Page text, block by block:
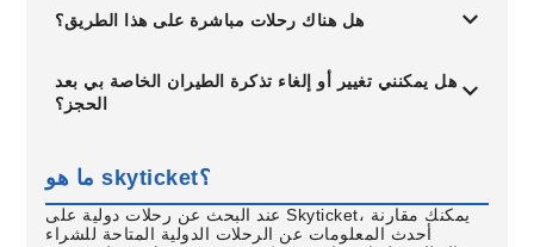
هل هناك رحلات مباشرة على هذا الطريق؟
هل يمكنني تغيير أو إلغاء تذكرة الطيران الخاصة بي بعد
الحجز؟
ما هو skyticket؟
عند البحث عن رحلات دولية على Skyticket، يمكنك مقارنة
أحدث المعلومات عن الرحلات الدولية المتاحة للشراء